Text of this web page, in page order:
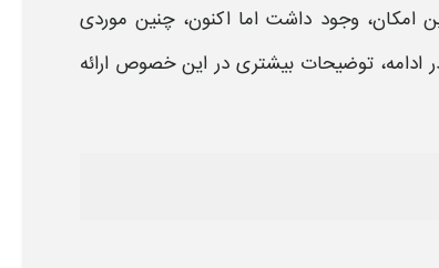
امکان، وجود داشت اما اکنون، چنین موردی
ادامه، توضیحات بیشتری در این خصوص ارائه